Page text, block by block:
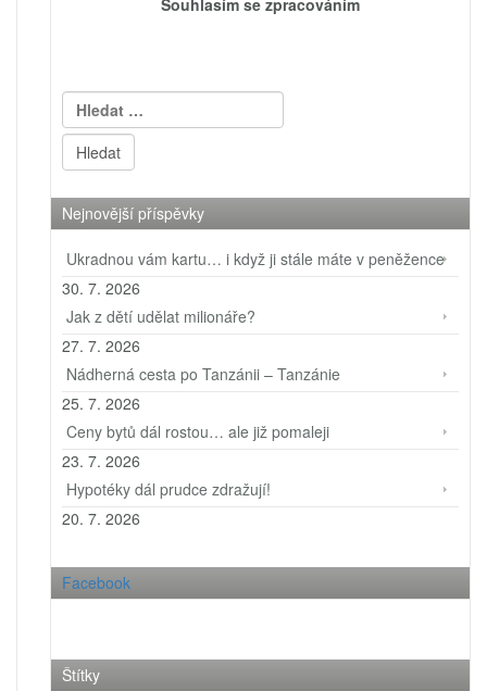
Souhlasím se zpracováním
Vyhledávání
Nejnovější příspěvky
Ukradnou vám kartu… i když ji stále máte v peněžence
30. 7. 2026
Jak z dětí udělat milionáře?
27. 7. 2026
Nádherná cesta po Tanzánii – Tanzánie
25. 7. 2026
Ceny bytů dál rostou… ale již pomaleji
23. 7. 2026
Hypotéky dál prudce zdražují!
20. 7. 2026
Facebook
Štítky